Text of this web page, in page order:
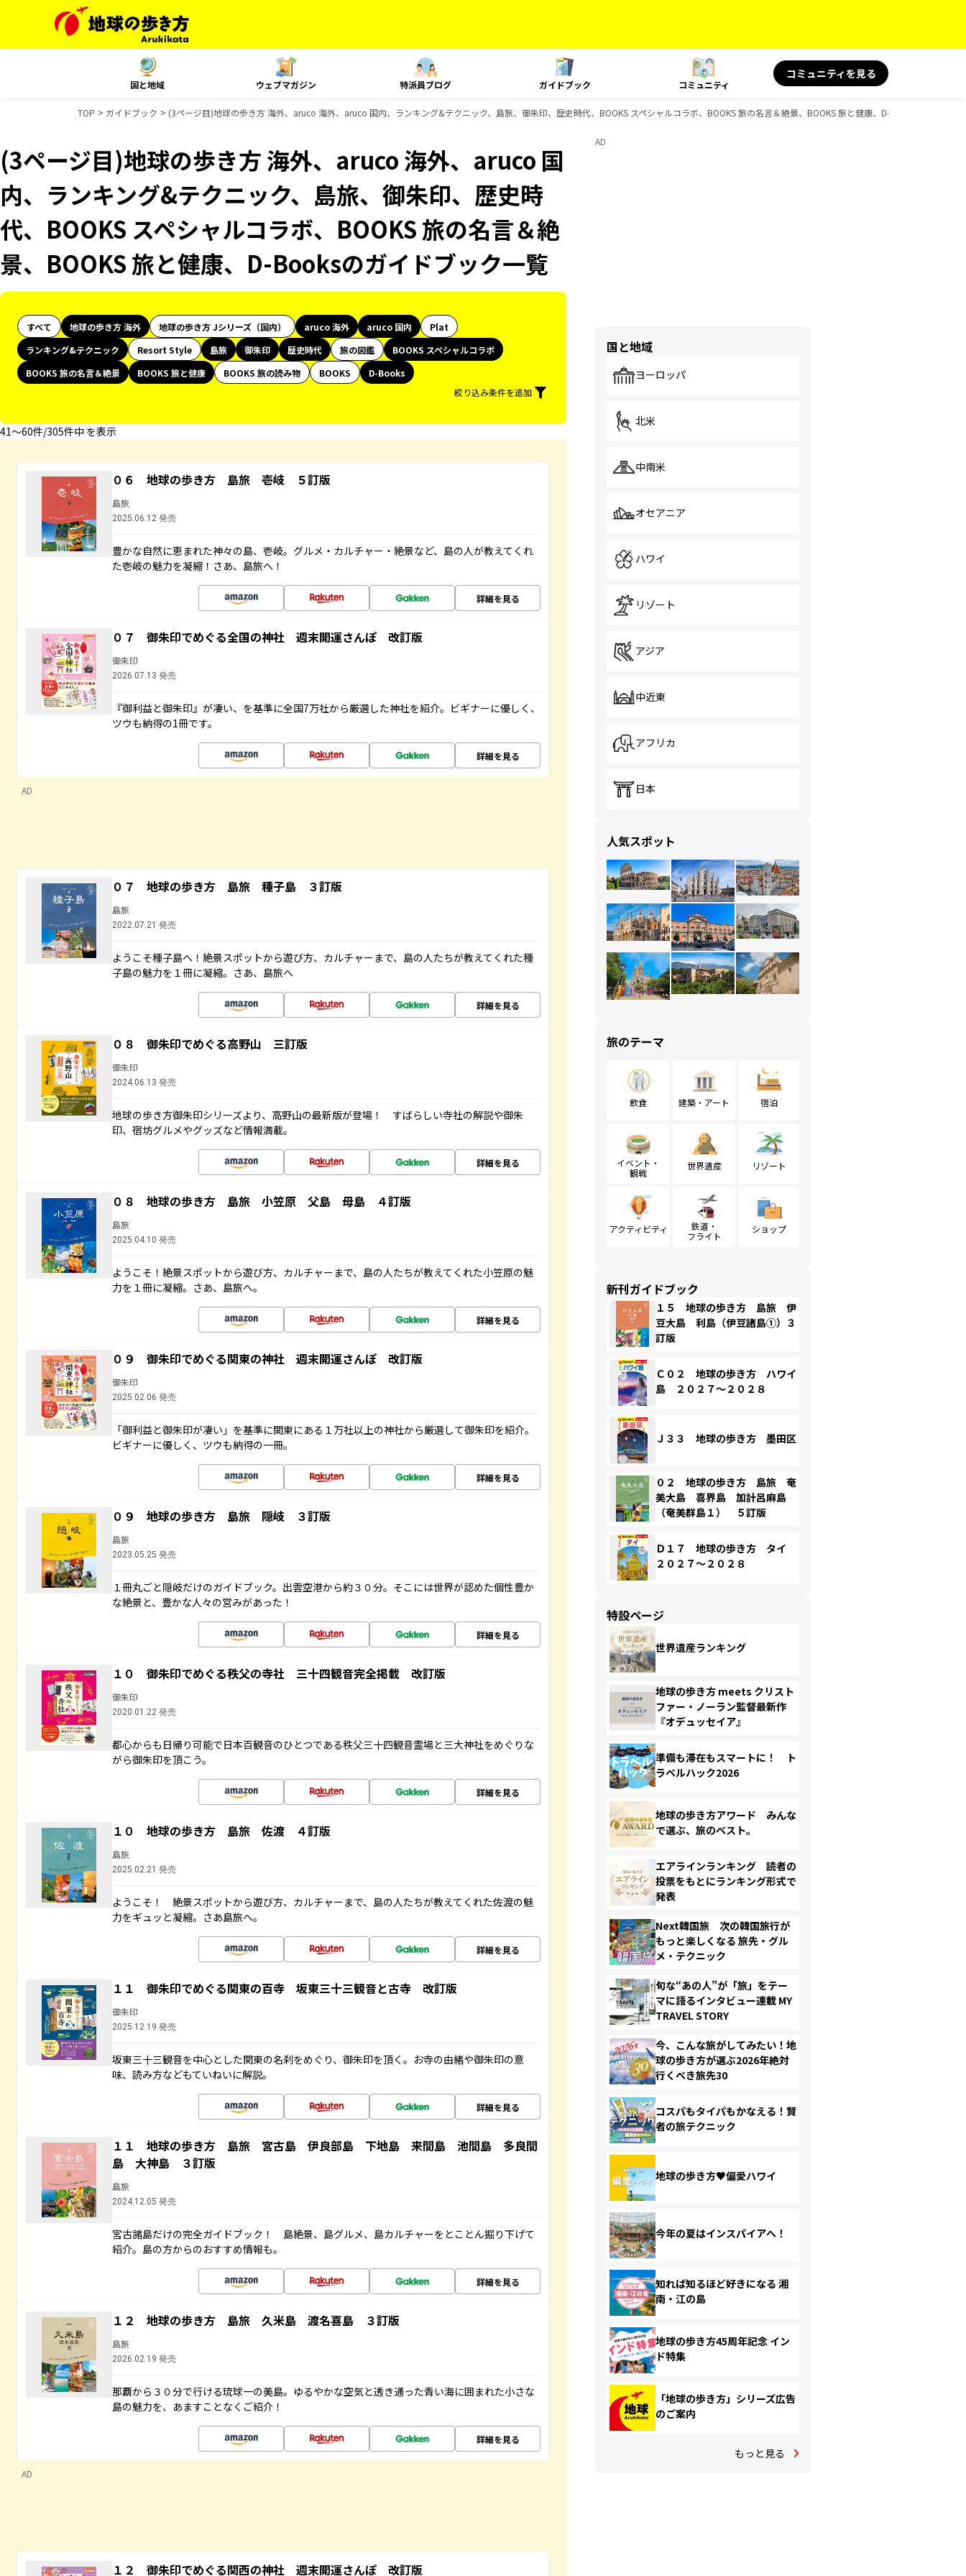
国と地域 ウェブマガジン 特派員ブログ ガイドブック コミュニティ
コミュニティを見る
TOP ガイドブック (3ページ目)地球の歩き方 海外、aruco 海外、aruco 国内、ランキング&テクニック、島旅、御朱印、歴史時代、BOOKS スペシャルコラボ、BOOKS 旅の名言＆絶景、BOOKS 旅と健康、D-Booksのガイドブ
(3ページ目)地球の歩き方 海外、aruco 海外、aruco 国
内、ランキング&テクニック、島旅、御朱印、歴史時
代、BOOKS スペシャルコラボ、BOOKS 旅の名言＆絶
景、BOOKS 旅と健康、D-Booksのガイドブック一覧
すべて 地球の歩き方 海外 地球の歩き方 Jシリーズ（国内） aruco 海外 aruco 国内
Plat
ランキング&テクニック
Resort Style 島旅 御朱印 歴史時代 旅の図鑑
BOOKS スペシャルコラボ
BOOKS 旅の名言＆絶景
BOOKS 旅と健康 BOOKS 旅の読み物 BOOKS
D-Books
絞り込み条件を追加
41〜60件/305件中 を表示
０６ 地球の歩き方 島旅 壱岐 ５訂版
島旅
2025.06.12 発売
豊かな自然に恵まれた神々の島、壱岐。グルメ・カルチャー・絶景など、島の人が教えてくれ
た壱岐の魅力を凝縮！さあ、島旅へ！
詳細を見る
０７ 御朱印でめぐる全国の神社 週末開運さんぽ 改訂版
御朱印
2026.07.13 発売
『御利益と御朱印』が凄い、を基準に全国7万社から厳選した神社を紹介。ビギナーに優しく、
ツウも納得の1冊です。
詳細を見る
AD
０７ 地球の歩き方 島旅 種子島 ３訂版
島旅
2022.07.21 発売
ようこそ種子島へ！絶景スポットから遊び方、カルチャーまで、島の人たちが教えてくれた種
子島の魅力を１冊に凝縮。さあ、島旅へ
詳細を見る
０８ 御朱印でめぐる高野山 三訂版
御朱印
2024.06.13 発売
地球の歩き方御朱印シリーズより、高野山の最新版が登場！ すばらしい寺社の解説や御朱
印、宿坊グルメやグッズなど情報満載。
詳細を見る
０８ 地球の歩き方 島旅 小笠原 父島 母島 ４訂版
島旅
2025.04.10 発売
ようこそ！絶景スポットから遊び方、カルチャーまで、島の人たちが教えてくれた小笠原の魅
力を１冊に凝縮。さあ、島旅へ。
詳細を見る
０９ 御朱印でめぐる関東の神社 週末開運さんぽ 改訂版
御朱印
2025.02.06 発売
「御利益と御朱印が凄い」を基準に関東にある１万社以上の神社から厳選して御朱印を紹介。
ビギナーに優しく、ツウも納得の一冊。
詳細を見る
０９ 地球の歩き方 島旅 隠岐 ３訂版
島旅
2023.05.25 発売
１冊丸ごと隠岐だけのガイドブック。出雲空港から約３０分。そこには世界が認めた個性豊か
な絶景と、豊かな人々の営みがあった！
詳細を見る
１０ 御朱印でめぐる秩父の寺社 三十四観音完全掲載 改訂版
御朱印
2020.01.22 発売
都心からも日帰り可能で日本百観音のひとつである秩父三十四観音霊場と三大神社をめぐりな
がら御朱印を頂こう。
詳細を見る
１０ 地球の歩き方 島旅 佐渡 ４訂版
島旅
2025.02.21 発売
ようこそ！ 絶景スポットから遊び方、カルチャーまで、島の人たちが教えてくれた佐渡の魅
力をギュッと凝縮。さあ島旅へ。
詳細を見る
１１ 御朱印でめぐる関東の百寺 坂東三十三観音と古寺 改訂版
御朱印
2025.12.19 発売
坂東三十三観音を中心とした関東の名刹をめぐり、御朱印を頂く。お寺の由緒や御朱印の意
味、読み方などもていねいに解説。
詳細を見る
１１ 地球の歩き方 島旅 宮古島 伊良部島 下地島 来間島 池間島 多良間
島 大神島 ３訂版
島旅
2024.12.05 発売
宮古諸島だけの完全ガイドブック！ 島絶景、島グルメ、島カルチャーをとことん掘り下げて
紹介。島の方からのおすすめ情報も。
詳細を見る
１２ 地球の歩き方 島旅 久米島 渡名喜島 ３訂版
島旅
2026.02.19 発売
那覇から３０分で行ける琉球一の美島。ゆるやかな空気と透き通った青い海に囲まれた小さな
島の魅力を、あますことなくご紹介！
詳細を見る
AD
１２ 御朱印でめぐる関西の神社 週末開運さんぽ 改訂版
AD
国と地域
ヨーロッパ
北米
中南米
オセアニア
ハワイ
リゾート
アジア
中近東
アフリカ
日本
人気スポット
旅のテーマ
飲食 建築・アート 宿泊
イベント・
観戦
世界遺産 リゾート
アクティビティ
鉄道・
フライト
ショップ
新刊ガイドブック
１５ 地球の歩き方 島旅 伊
豆大島 利島（伊豆諸島①）３
訂版
Ｃ０２ 地球の歩き方 ハワイ
島 ２０２７～２０２８
Ｊ３３ 地球の歩き方 墨田区
０２ 地球の歩き方 島旅 奄
美大島 喜界島 加計呂麻島
（奄美群島１） ５訂版
Ｄ１７ 地球の歩き方 タイ
２０２７～２０２８
特設ページ
世界遺産ランキング
地球の歩き方 meets クリスト
ファー・ノーラン監督最新作
『オデュッセイア』
準備も滞在もスマートに！ ト
ラベルハック2026
地球の歩き方アワード みんな
で選ぶ、旅のベスト。
エアラインランキング 読者の
投票をもとにランキング形式で
発表
Next韓国旅 次の韓国旅行が
もっと楽しくなる 旅先・グル
メ・テクニック
旬な“あの人”が「旅」をテー
マに語るインタビュー連載 MY
TRAVEL STORY
今、こんな旅がしてみたい！地
球の歩き方が選ぶ2026年絶対
行くべき旅先30
コスパもタイパもかなえる！賢
者の旅テクニック
地球の歩き方♥偏愛ハワイ
今年の夏はインスパイアへ！
知れば知るほど好きになる 湘
南・江の島
地球の歩き方45周年記念 イン
ド特集
「地球の歩き方」シリーズ広告
のご案内
もっと見る